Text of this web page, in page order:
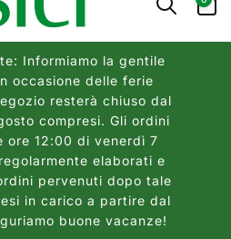
A
e
a
g
e
o
g
articoli
Informiamo la gentile
occasione delle ferie
resterà chiuso dal
compresi. Gli ordini
ore 12:00 di venerdì 7
elaborati e
pervenuti dopo tale
in carico a partire dal
buone vacanze!